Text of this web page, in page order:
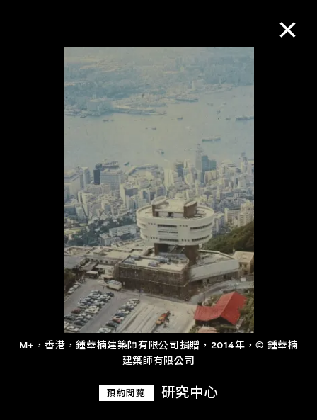
M+，香港，鍾華楠建築師有限公司捐贈，2014年，© 鍾華楠
建築師有限公司
預約閱覽 研究中心
M+藏品
進一步篩選
關於M+藏品
探索世界頂級的二十及二十一世紀視覺
文化藏品。